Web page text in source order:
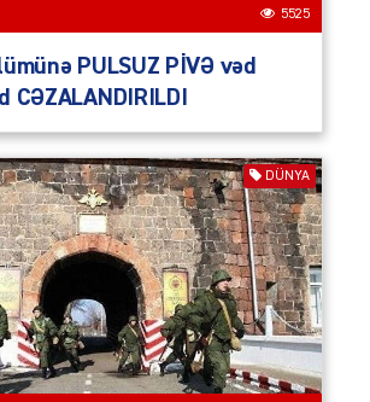
5525
PULSUZ PİVƏ vəd
CƏZALANDIRILDI
DÜNYA